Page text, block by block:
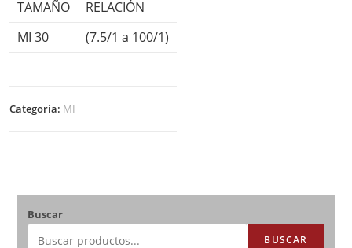
TAMAÑO
RELACIÓN
MI 30
(7.5/1 a 100/1)
Categoría: MI
Buscar
BUSCAR